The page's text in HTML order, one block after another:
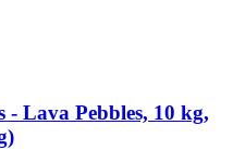
-​ Lava Pebbles, 10 kg,